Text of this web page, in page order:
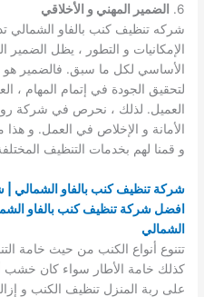
6.
الضمير المهني و الأخلاقي
شركه تنظيف كنب بالفاو الشمالي
الإمكانيات و التطور ، يظل الضمير
الأساسي لكل ما سبق. فالضمير هو
لتحقيق الجودة في إتمام المهام ،
العميل. لذلك ، نحرص في شركة
الأمانة و الإخلاص في العمل. و هذا
و قمنا لهم بخدمات التنظيف
شركة تنظيف كنب بالفاو الشمالي |
افضل شركة تنظيف كنب بالفاو
الشمالي
تتنوع أنواع الكنب من حيث خامة
كذلك خامة الأطار سواء كان
على ربة المنزل تنظيف الكنب و